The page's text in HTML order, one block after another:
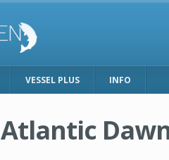
VESSEL PLUS INFO
Atlantic